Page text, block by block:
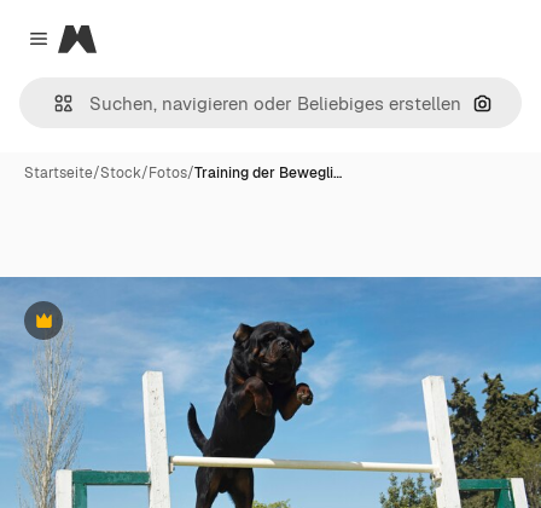
Close menu
Magnific
Nach
Startseite/Stock/Fotos/Training der Bewegli…
Premium